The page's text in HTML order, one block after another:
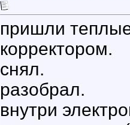
пришли
корректором.
снял.
разобрал.
внутри